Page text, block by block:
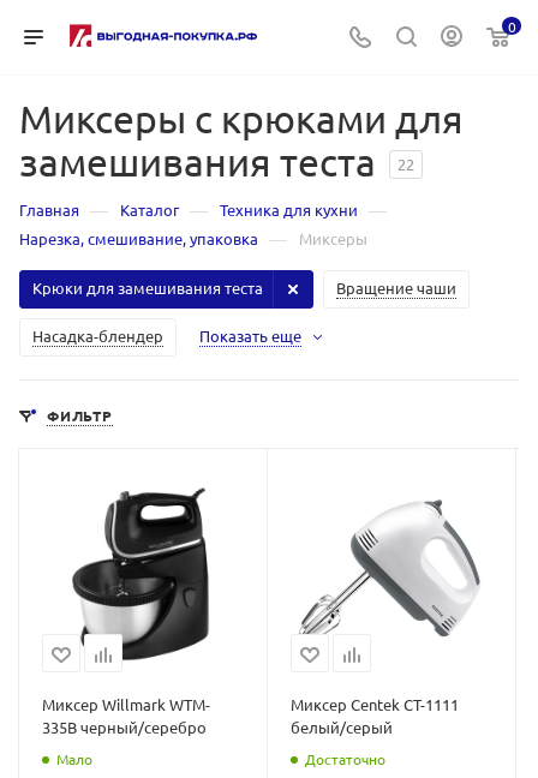
0
Миксеры с крюками для
замешивания теста
22
Главная — Каталог — Техника для кухни —
Нарезка, смешивание, упаковка — Миксеры
Вращение чаши
Крюки для замешивания теста
Насадка-блендер Показать еще
ФИЛЬТР
Миксер Willmark WTM-
335B черный/серебро
Мало
Миксер Centek CT-1111
белый/серый
Достаточно